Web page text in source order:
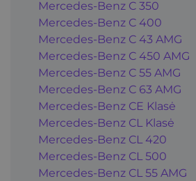
Mercedes-Benz C 350
Mercedes-Benz C 400
Mercedes-Benz C 43 AMG
Mercedes-Benz C 450 AMG
Mercedes-Benz C 55 AMG
Mercedes-Benz C 63 AMG
Mercedes-Benz CE Klasė
Mercedes-Benz CL Klasė
Mercedes-Benz CL 420
Mercedes-Benz CL 500
Mercedes-Benz CL 55 AMG